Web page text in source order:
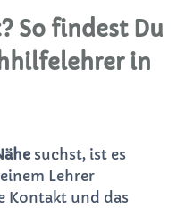
So findest Du
in
suchst, ist es
Lehrer
Kontakt und das